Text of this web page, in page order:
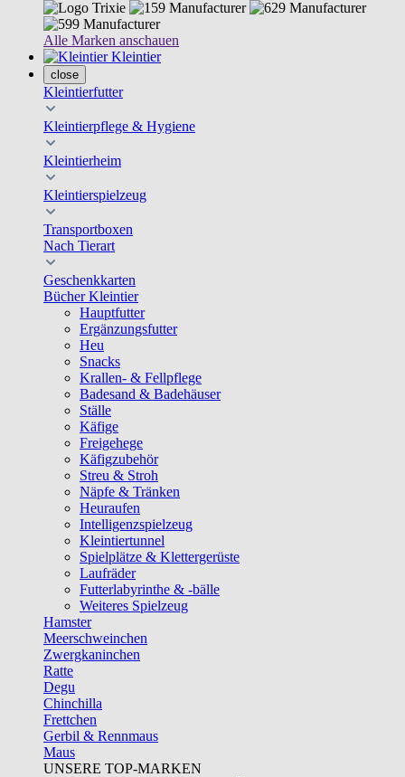
Alle Marken anschauen
Kleintier
close
Kleintierfutter
Kleintierpflege & Hygiene
Kleintierheim
Kleintierspielzeug
Transportboxen
Nach Tierart
Geschenkkarten
Bücher Kleintier
Hauptfutter
Ergänzungsfutter
Heu
Snacks
Krallen- & Fellpflege
Badesand & Badehäuser
Ställe
Käfige
Freigehege
Käfigzubehör
Streu & Stroh
Näpfe & Tränken
Heuraufen
Intelligenzspielzeug
Kleintiertunnel
Spielplätze & Klettergerüste
Laufräder
Futterlabyrinthe & -bälle
Weiteres Spielzeug
Hamster
Meerschweinchen
Zwergkaninchen
Ratte
Degu
Chinchilla
Frettchen
Gerbil & Rennmaus
Maus
UNSERE TOP-MARKEN